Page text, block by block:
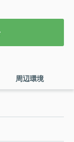
周辺環境